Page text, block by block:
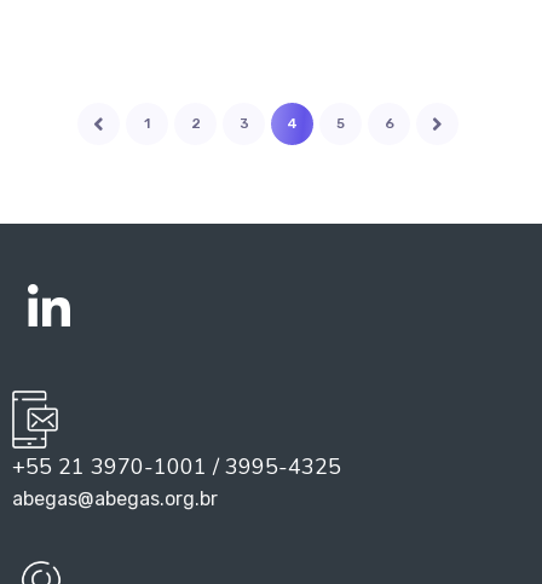
1 2 3 4 5 6
+55 21 3970-1001 / 3995-4325
abegas@abegas.org.br